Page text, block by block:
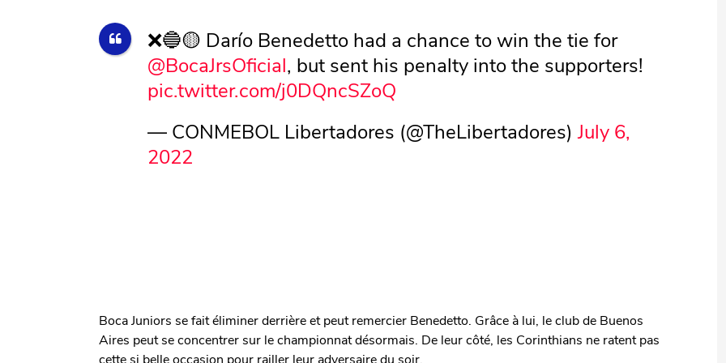
❌🔵🟡 Darío Benedetto had a chance to win the tie for
@BocaJrsOficial, but sent his penalty into the supporters!
pic.twitter.com/j0DQncSZoQ
— CONMEBOL Libertadores (@TheLibertadores)July 6,
2022
Boca Juniors se fait éliminer derrière et peut remercier Benedetto. Grâce à lui, le club de Buenos
Aires peut se concentrer sur le championnat désormais. De leur côté, les Corinthians ne ratent pas
cette si belle occasion pour railler leur adversaire du soir.